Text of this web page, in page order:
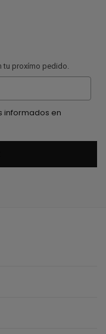
tu proxímo pedido.
informados en